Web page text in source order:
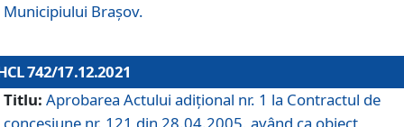
Municipiului Brașov.
742/17.12.2021
Titlu: Aprobarea Actului adiţional nr. 1 la Contractul de